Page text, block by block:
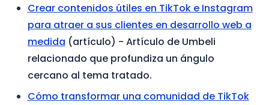
Crear contenidos útiles en TikTok e Instagram
para atraer a sus clientes en desarrollo web a
medida (artículo) - Artículo de Umbeli
relacionado que profundiza un ángulo
cercano al tema tratado.
Cómo transformar una comunidad de TikTok